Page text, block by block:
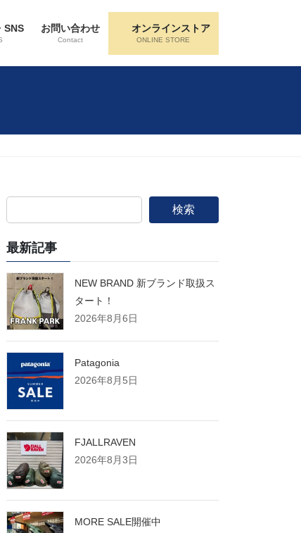
SNS お問い合わせ
Contact
オンラインストア
ONLINE STORE
検索
最新記事
NEW BRAND 新ブランド取扱ス
タート！
2026年8月6日
Patagonia
2026年8月5日
FJALLRAVEN
2026年8月3日
MORE SALE開催中